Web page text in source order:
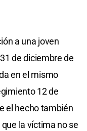
a una joven
de diciembre de
en el mismo
12 de
el hecho también
la víctima no se